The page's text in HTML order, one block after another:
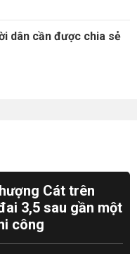
dân cần được chia sẻ
Cát trên
3,5 sau gần một
công